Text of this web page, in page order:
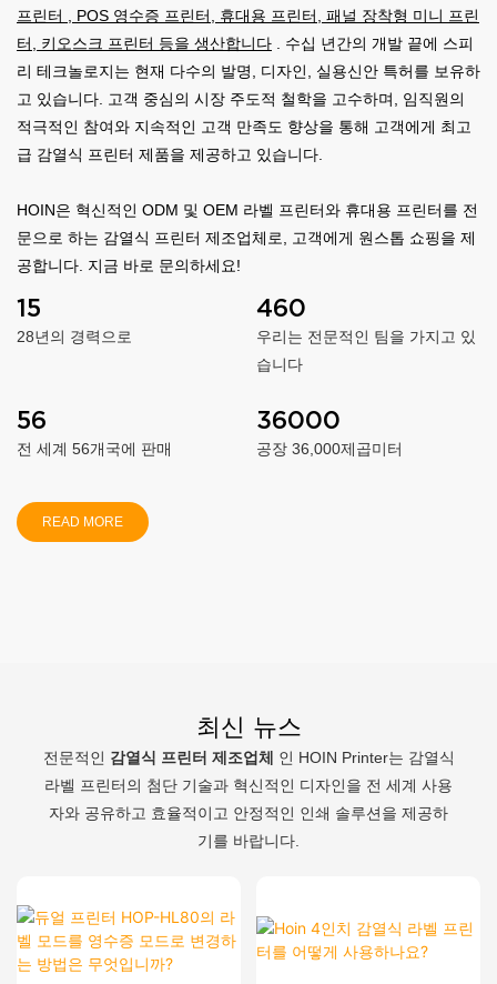
프린터
, POS 영수증 프린터, 휴대용 프린터, 패널 장착형 미니 프린
터, 키오스크 프린터 등을 생산합니다 . 수십 년간의 개발 끝에 스피
리 테크놀로지는 현재 다수의 발명, 디자인, 실용신안 특허를 보유하
고 있습니다. 고객 중심의 시장 주도적 철학을 고수하며, 임직원의
적극적인 참여와 지속적인 고객 만족도 향상을 통해 고객에게 최고
급 감열식 프린터 제품을 제공하고 있습니다.
HOIN은 혁신적인 ODM 및 OEM 라벨 프린터와 휴대용 프린터를 전
문으로 하는 감열식 프린터 제조업체로, 고객에게 원스톱 쇼핑을 제
공합니다. 지금 바로 문의하세요!
15
28년의 경력으로
460
우리는 전문적인 팀을 가지고 있
습니다
56
전 세계 56개국에 판매
36000
공장 36,000제곱미터
READ MORE
최신 뉴스
전문적인 감열식 프린터 제조업체 인 HOIN Printer는 감열식
라벨 프린터의 첨단 기술과 혁신적인 디자인을 전 세계 사용
자와 공유하고 효율적이고 안정적인 인쇄 솔루션을 제공하
기를 바랍니다.